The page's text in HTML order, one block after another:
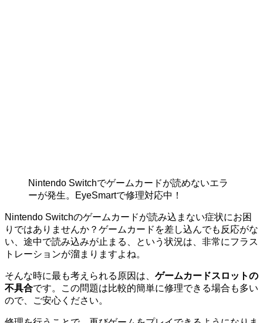
Nintendo Switchでゲームカードが読めないエラ
ーが発生。EyeSmartで修理対応中！
Nintendo Switchのゲームカードが読み込まない症状にお困
りではありませんか？ゲームカードを差し込んでも反応がな
い、途中で読み込みが止まる、という状況は、非常にフラス
トレーションが溜まりますよね。
そんな時に最も考えられる原因は、 ゲームカードスロットの
不具合です。この問題は比較的簡単に修理できる場合も多い
ので、ご安心ください。